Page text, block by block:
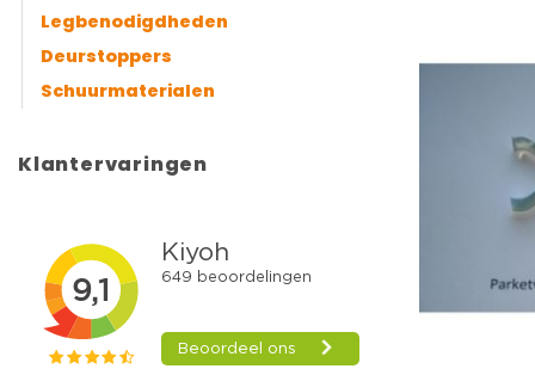
Legbenodigdheden
Deurstoppers
Schuurmaterialen
Klantervaringen